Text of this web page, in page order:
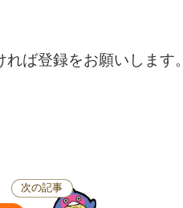
ば登録をお願いします。
次の記事